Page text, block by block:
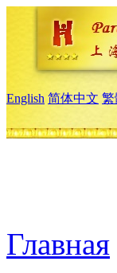
English 简体中文 繁
Главная